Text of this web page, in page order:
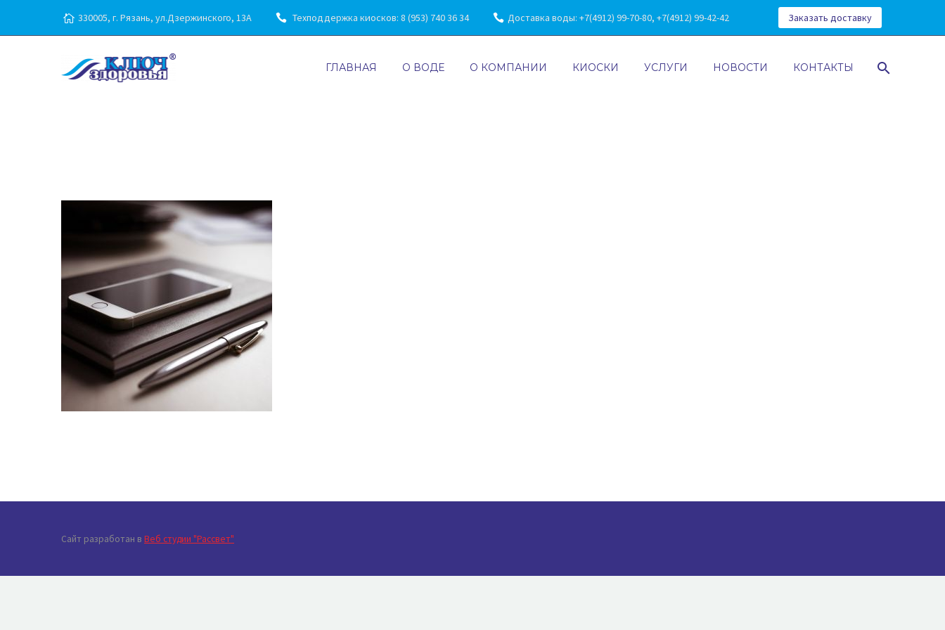
330005, г. Рязань, ул.Дзержинского, 13А Техподдержка киосков: 8 (953) 740 36 34 Доставка воды: +7(4912) 99-70-80, +7(4912) 99-42-42 Заказать доставку
ГЛАВНАЯ О ВОДЕ О КОМПАНИИ КИОСКИ УСЛУГИ НОВОСТИ КОНТАКТЫ
Сайт разработан в Веб студии "Рассвет"